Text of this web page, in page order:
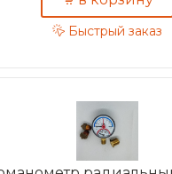
Быстрый заказ